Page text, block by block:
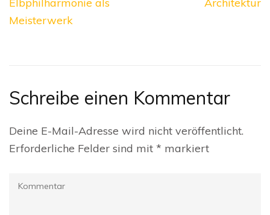
Meisterwerk
Schreibe einen Kommentar
Deine E-Mail-Adresse wird nicht veröffentlicht.
Erforderliche Felder sind mit * markiert
Kommentar